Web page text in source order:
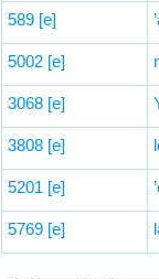
589 [e]
5002 [e]
3068 [e]
3808 [e]
5201 [e]
5769 [e]